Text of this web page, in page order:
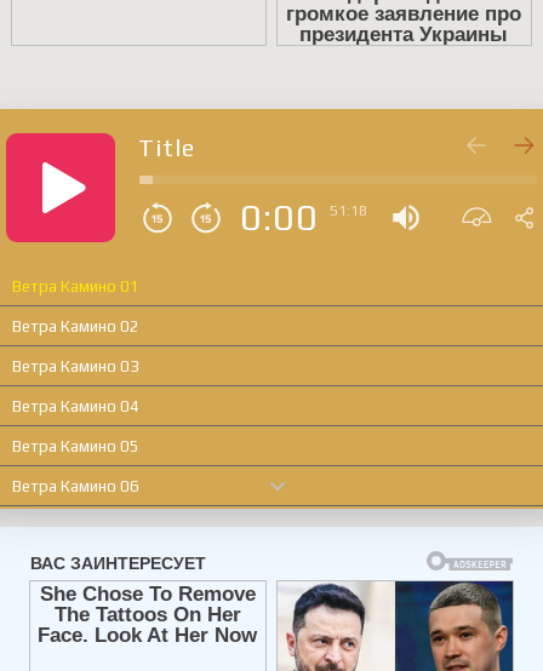
Title
0:00 51:18
Ветра Камино 01
Ветра Камино 02
Ветра Камино 03
Ветра Камино 04
Ветра Камино 05
Ветра Камино 06
Ветра Камино 07
Ветра Камино 08
Ветра Камино 09
Ветра Камино 10